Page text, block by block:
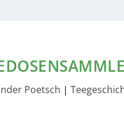
Poetsch |